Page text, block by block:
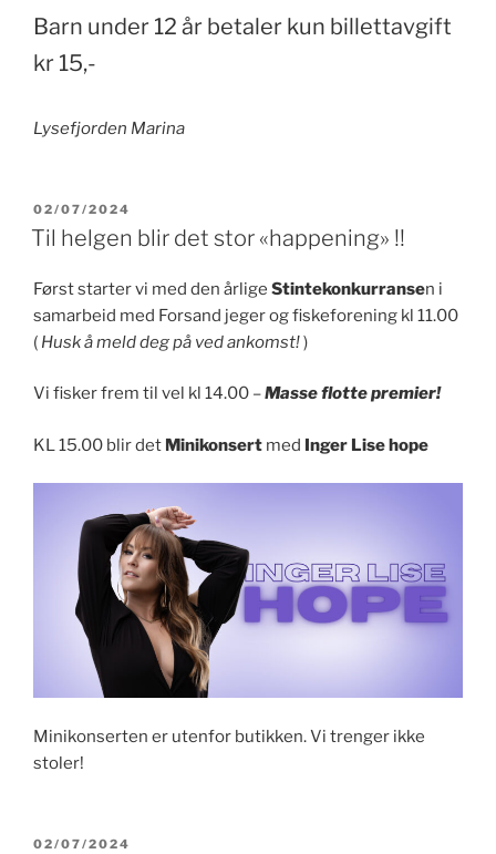
Barn under 12 år betaler kun billettavgift
kr 15,-
Lysefjorden Marina
PUBLISERT
02/07/2024
Til helgen blir det stor «happening» !!
Først starter vi med den årlige Stintekonkurransen i
samarbeid med Forsand jeger og fiskeforening kl 11.00
( Husk å meld deg på ved ankomst!)
Vi fisker frem til vel kl 14.00 –Masse flotte premier!
KL 15.00 blir det Minikonsert med Inger Lise hope
Minikonserten er utenfor butikken. Vi trenger ikke
stoler!
PUBLISERT
02/07/2024